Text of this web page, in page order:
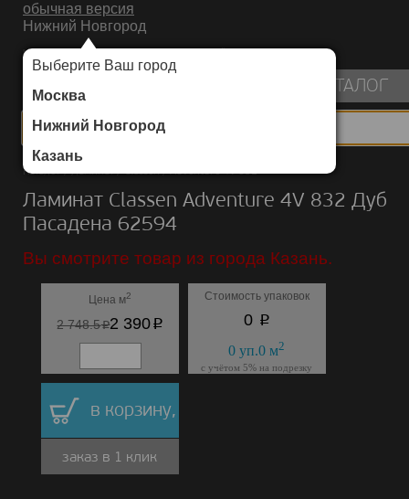
обычная версия
Нижний Новгород
Выберите Ваш город
Москва
Нижний Новгород
Казань
ИНТЕРНЕТ-МАГАЗИН НАПОЛЬНЫХ ПОКРЫТИЙ
КАТАЛОГ
Каталог/Ламинат/Classen/Adventure 4V 832
Ламинат Classen Adventure 4V 832 Дуб
Пасадена 62594
Вы смотрите товар из города Казань.
Цена м2
2 748.5p2 390p
Стоимость упаковок
0 p
0 уп.0 м2
с учётом 5% на подрезку
в корзину,
заказ в 1 клик